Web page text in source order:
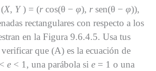
X, Y) = (rcos(θ − φ), rsen(θ − φ)),
rectangulares con respecto a los
en la Figura 9.6.4.5. Usa tus
verificar que (A) es la ecuación de
e < 1, una parábola si e = 1 o una